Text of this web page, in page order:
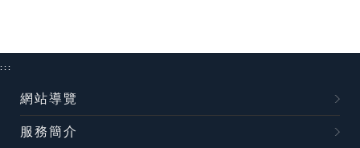
:::
網站導覽
服務簡介